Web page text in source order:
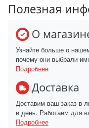
Полезная
О
Узнайте больше о
почему они выбрали
Подробнее
Доставка
Доставим ваш заказ в
и день. Работаем для
Подробнее